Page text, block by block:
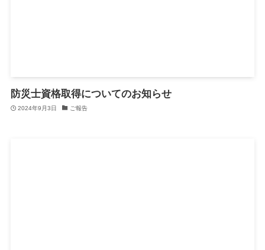
防災士資格取得についてのお知らせ
2024年9月3日 ご報告